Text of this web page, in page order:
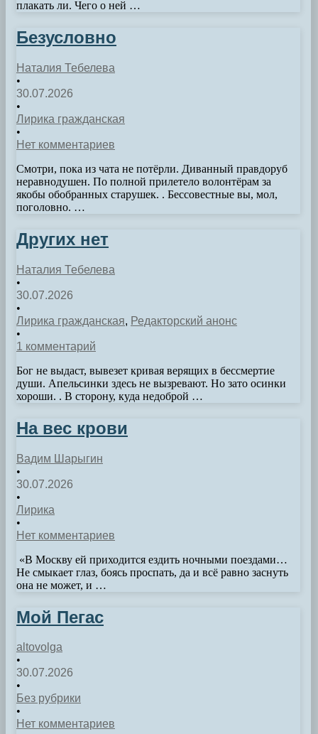
плакать ли. Чего о ней …
Безусловно
Наталия Тебелева
•
30.07.2026
•
Лирика гражданская
•
Нет комментариев
Смотри, пока из чата не потёрли. Диванный правдоруб
неравнодушен. По полной прилетело волонтёрам за
якобы обобранных старушек. . Бессовестные вы, мол,
поголовно. …
Других нет
Наталия Тебелева
•
30.07.2026
•
Лирика гражданская, Редакторский анонс
•
1 комментарий
Бог не выдаст, вывезет кривая верящих в бессмертие
души. Апельсинки здесь не вызревают. Но зато осинки
хороши. . В сторону, куда недоброй …
На вес крови
Вадим Шарыгин
•
30.07.2026
•
Лирика
•
Нет комментариев
­­ ­«В Москву ей приходится ездить ночными поездами…
Не смыкает глаз, боясь проспать, да и всё равно заснуть
она не может, и …
Мой Пегас
altovolga
•
30.07.2026
•
Без рубрики
•
Нет комментариев